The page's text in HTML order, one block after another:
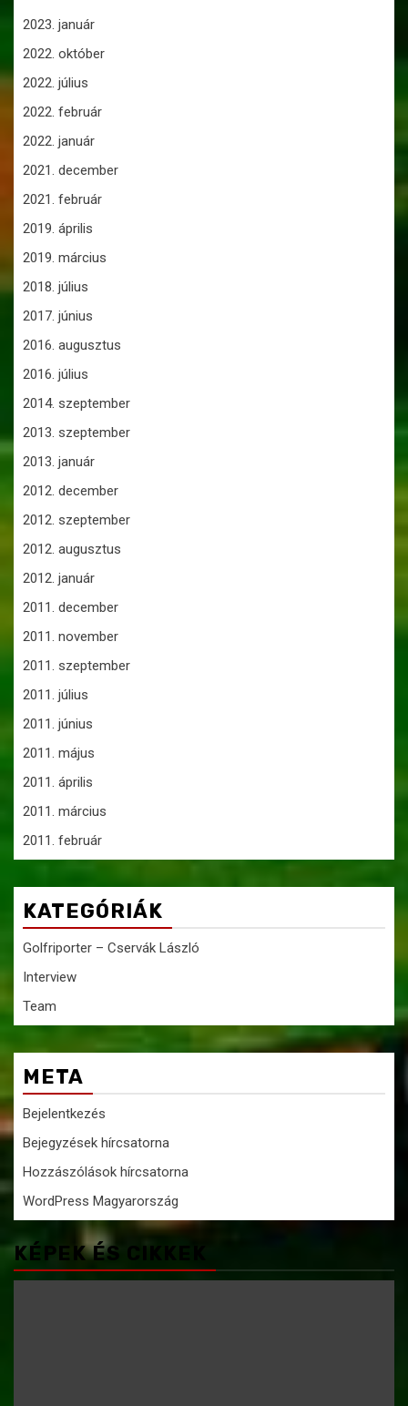
2023. január
2022. október
2022. július
2022. február
2022. január
2021. december
2021. február
2019. április
2019. március
2018. július
2017. június
2016. augusztus
2016. július
2014. szeptember
2013. szeptember
2013. január
2012. december
2012. szeptember
2012. augusztus
2012. január
2011. december
2011. november
2011. szeptember
2011. július
2011. június
2011. május
2011. április
2011. március
2011. február
KATEGÓRIÁK
Golfriporter – Cservák László
Interview
Team
META
Bejelentkezés
Bejegyzések hírcsatorna
Hozzászólások hírcsatorna
WordPress Magyarország
KÉPEK ÉS CIKKEK